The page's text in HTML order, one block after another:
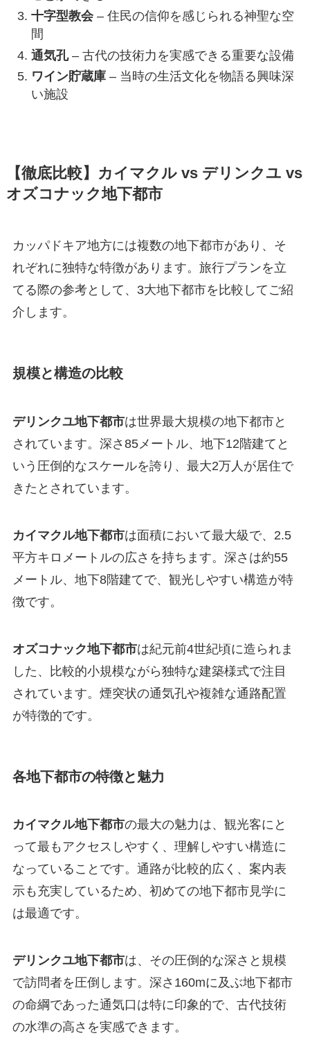
十字型教会– 住民の信仰を感じられる神聖な空
間
通気孔– 古代の技術力を実感できる重要な設備
ワイン貯蔵庫– 当時の生活文化を物語る興味深
い施設
【徹底比較】カイマクル vs デリンクユ vs
オズコナック地下都市
カッパドキア地方には複数の地下都市があり、そ
れぞれに独特な特徴があります。旅行プランを立
てる際の参考として、3大地下都市を比較してご紹
介します。
規模と構造の比較
デリンクユ地下都市は世界最大規模の地下都市と
されています。深さ85メートル、地下12階建てと
いう圧倒的なスケールを誇り、最大2万人が居住で
きたとされています。
カイマクル地下都市は面積において最大級で、2.5
平方キロメートルの広さを持ちます。深さは約55
メートル、地下8階建てで、観光しやすい構造が特
徴です。
オズコナック地下都市は紀元前4世紀頃に造られま
した、比較的小規模ながら独特な建築様式で注目
されています。煙突状の通気孔や複雑な通路配置
が特徴的です。
各地下都市の特徴と魅力
カイマクル地下都市の最大の魅力は、観光客にと
って最もアクセスしやすく、理解しやすい構造に
なっていることです。通路が比較的広く、案内表
示も充実しているため、初めての地下都市見学に
は最適です。
デリンクユ地下都市は、その圧倒的な深さと規模
で訪問者を圧倒します。深さ160mに及ぶ地下都市
の命綱であった通気口は特に印象的で、古代技術
の水準の高さを実感できます。